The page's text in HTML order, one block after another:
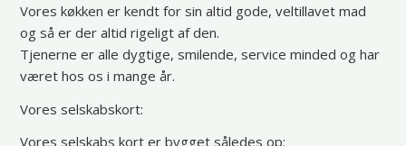
Vores køkken er kendt for sin altid gode, veltillavet mad
og så er der altid rigeligt af den.
Tjenerne er alle dygtige, smilende, service minded og har
været hos os i mange år.
Vores selskabskort:
Vores selskabs kort er bygget således op: